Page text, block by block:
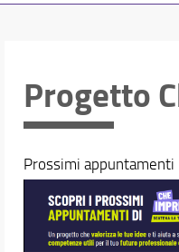
Orientamento
Eventi e progetti
Progetto
Prossimi appuntamenti